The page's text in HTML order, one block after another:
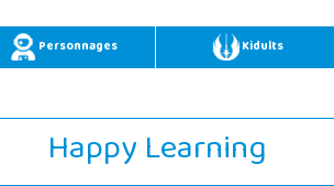
Personnages Kidults
Happy Learning